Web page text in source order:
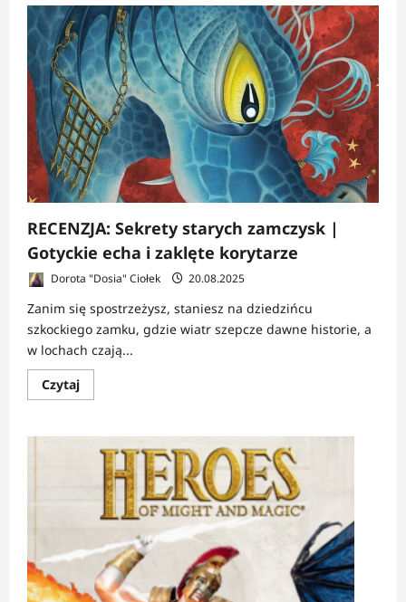
RECENZJA: Sekrety starych zamczysk |
Gotyckie echa i zaklęte korytarze
Dorota "Dosia" Ciołek 20.08.2025
Zanim się spostrzeżysz, staniesz na dziedzińcu
szkockiego zamku, gdzie wiatr szepcze dawne historie, a
w lochach czają...
CzytajDowiedz
się
RECENZJA:
Sekrety
starych
zamczysk
Gotyckie
echa
korytarze